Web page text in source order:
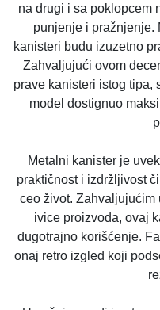
na drugi i sa poklopcem
punjenje i pražnjenje.
kanisteri budu izuzetno
Zahvaljujući ovom
prave kanisteri istog tipa,
model dostignuo
Metalni kanister je
praktičnost i izdržljivost
ceo život.
ivice proizvoda, ovaj
dugotrajno korišćenje.
onaj retro izgled koji